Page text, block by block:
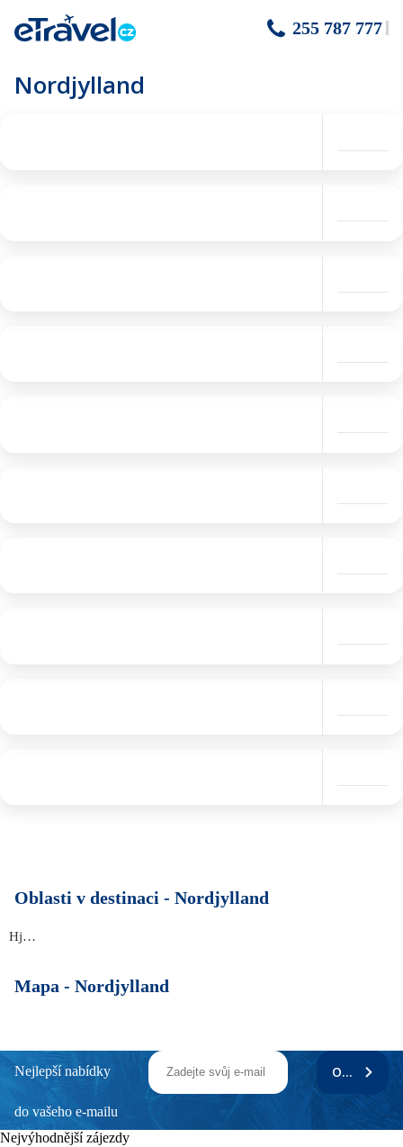
255 787 777
Nordjylland
Oblasti v destinaci - Nordjylland
Hjorring
Mapa - Nordjylland
Nejlepší nabídky
do vašeho e-mailu
ODEBÍRAT
Nejvýhodnější zájezdy